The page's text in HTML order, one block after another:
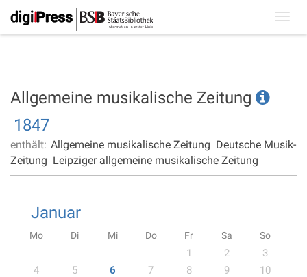
Allgemeine musikalische Zeitung
1847
enthält: Allgemeine musikalische Zeitung Deutsche Musik-
Zeitung Leipziger allgemeine musikalische Zeitung
Januar
Mo Di Mi Do Fr Sa So
1 2
3
4
5 6 7 8 9
10